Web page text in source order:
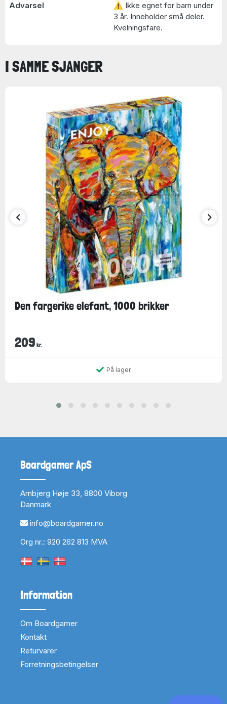
Advarsel
⚠ Ikke egnet for barn under
3 år. Inneholder små deler.
Kvelningsfare.
I SAMME SJANGER
Den fargerike elefant, 1000 brikker
209 kr.
På lager
Boardgamer ApS
Arnbjerg Høje 33, 8800 Viborg
Danmark
info@boardgamer.no
Org nr.: 920 262 813 MVA
Information
Om Boardgamer
Kontakt
Returvarer
Forretningsbetingelser